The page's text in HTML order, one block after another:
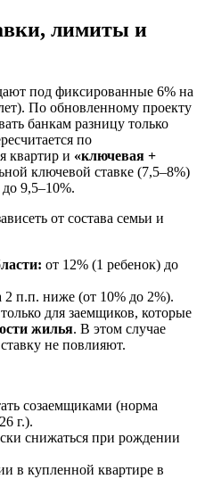
лимиты и
под фиксированные 6% на
По обновленному проекту
банкам разницу только
по
квартир и «ключевая +
ключевой ставке (7,5–8%)
9,5–10%.
от состава семьи и
от 12% (1 ребенок) до
2 п.п. ниже (от 10% до 2%).
для заемщиков, которые
жилья. В этом случае
не повлияют.
созаемщиками (норма
г.).
снижаться при рождении
в купленной квартире в